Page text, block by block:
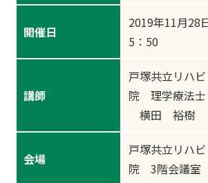
開催日
2019年11月
5：50
講師
戸塚共立リハ
院 理学療法
横田 裕樹
会場
戸塚共立リハ
院 3階会議室